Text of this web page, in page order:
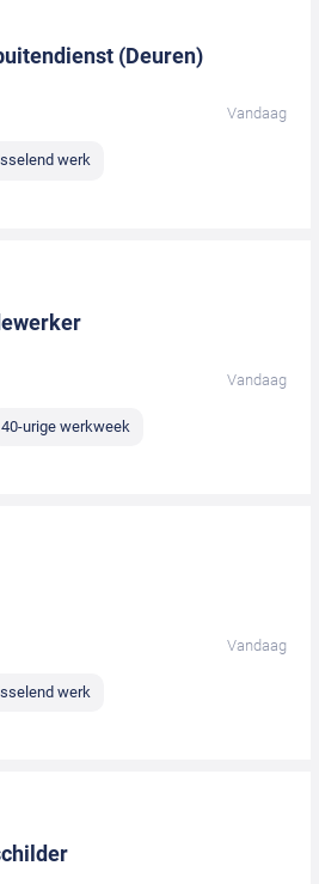
(Deuren)
Vandaag
werk
Vandaag
40-urige werkweek
Vandaag
werk